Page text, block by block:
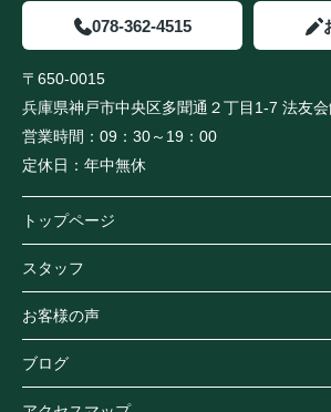
078-362-4515
〒650-0015
兵庫県神戸市中央区多聞通２丁目1-7 法友
営業時間： 09：30～19：00
定休日： 年中無休
トップページ
スタッフ
お客様の声
ブログ